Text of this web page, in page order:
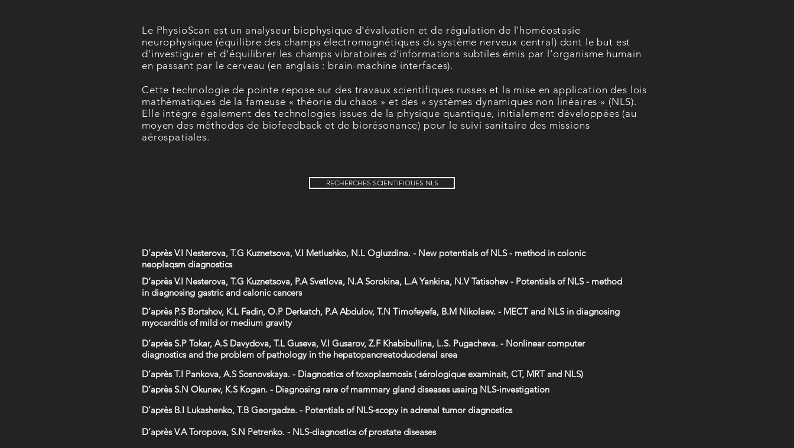
Le PhysioScan est un analyseur biophysique d'évaluation et de régulation de l'homéostasie
neurophysique (équilibre des champs électromagnétiques du système nerveux central) dont le but est
d’investiguer et d'équilibrer les champs vibratoires d’informations subtiles émis par l’organisme humain
en passant par le cerveau (en anglais : brain-machine interfaces).
Cette technologie de pointe repose sur des travaux scientifiques russes et la mise en application des lois
mathématiques de la fameuse « théorie du chaos » et des « systèmes dynamiques non linéaires » (NLS).
Elle intègre également des technologies issues de la physique quantique, initialement développées (au
moyen des méthodes de biofeedback et de biorésonance) pour le suivi sanitaire des missions
aérospatiales.
RECHERCHES SCIENTIFIQUES NLS
D’après V.I Nesterova, T.G Kuznetsova, V.I Metlushko, N.L Ogluzdina. - New potentials of NLS - method in colonic
neoplaqsm diagnostics
D’après V.I Nesterova, T.G Kuznetsova, P.A Svetlova, N.A Sorokina, L.A Yankina, N.V Tatisohev - Potentials of NLS - method
in diagnosing gastric and calonic cancers
D’après P.S Bortshov, K.L Fadin, O.P Derkatch, P.A Abdulov, T.N Timofeyefa, B.M Nikolaev. - MECT and NLS in diagnosing
myocarditis of mild or medium gravity
D’après S.P Tokar, A.S Davydova, T.L Guseva, V.I Gusarov, Z.F Khabibullina, L.S. Pugacheva. - Nonlinear computer
diagnostics and the problem of pathology in the hepatopancreatoduodenal area
D’après T.I Pankova, A.S Sosnovskaya. - Diagnostics of toxoplasmosis (sérologique examinait, CT, MRT and NLS)
D’après S.N Okunev, K.S Kogan. - Diagnosing rare of mammary gland diseases usaing NLS-investigation
D’après B.I Lukashenko, T.B Georgadze. - Potentials of NLS-scopy in adrenal tumor diagnostics
D’après V.A Toropova, S.N Petrenko. - NLS-diagnostics of prostate diseases